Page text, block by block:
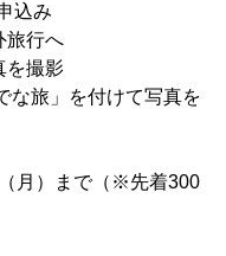
込み
旅行へ
を撮影
な旅」を付けて写真を
月）まで（※先着300